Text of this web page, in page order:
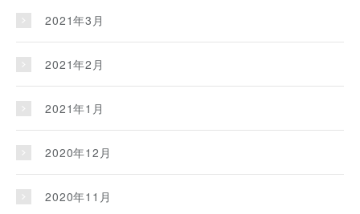
2021年3月
2021年2月
2021年1月
2020年12月
2020年11月